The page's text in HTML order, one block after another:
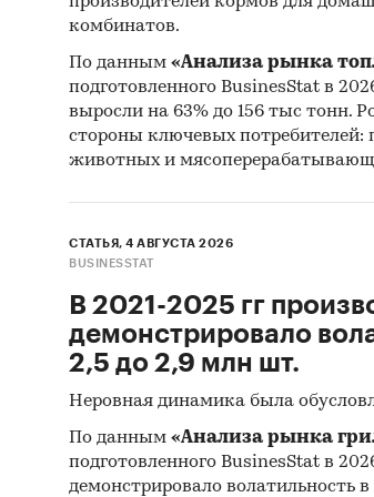
комбинатов.
По данным «Анализа рынка
подготовленного BusinesStat в
выросли на 63% до 156 тыс тонн.
стороны ключевых
животных и
СТАТЬЯ, 4 АВГУСТА 2026
BUSINESSTAT
В 2021-2025 гг
демонстрировало
2,5 до 2,9 млн шт.
Неровная динамика была
По данным «Анализа рынка
подготовленного BusinesStat в
демонстрировало волатильность